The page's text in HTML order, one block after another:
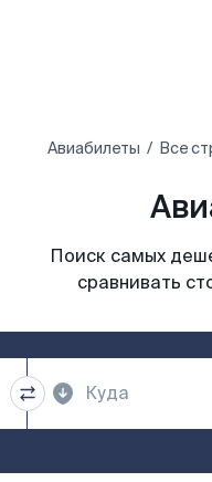
Авиабилеты Все
Поиск самых
сравнивать